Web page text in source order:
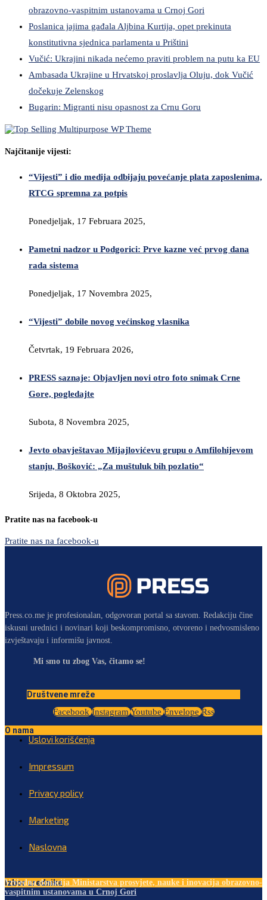
obrazovno-vaspitnim ustanovama u Crnoj Gori
Poslanica jajima gađala Aljbina Kurtija, opet prekinuta
konstitutivna sjednica parlamenta u Prištini
Vučić: Ukrajini nikada nećemo praviti problem na putu ka EU
Ambasada Ukrajine u Hrvatskoj proslavlja Oluju, dok Vučić
dočekuje Zelenskog
Bugarin: Migranti nisu opasnost za Crnu Goru
Najčitanije vijesti:
“Vijesti” i dio medija odbijaju povećanje plata zaposlenima,
RTCG spremna za potpis
Ponedjeljak, 17 Februara 2025,
Pametni nadzor u Podgorici: Prve kazne već prvog dana
rada sistema
Ponedjeljak, 17 Novembra 2025,
“Vijesti” dobile novog većinskog vlasnika
Četvrtak, 19 Februara 2026,
PRESS saznaje: Objavljen novi otro foto snimak Crne
Gore, pogledajte
Subota, 8 Novembra 2025,
Jevto obavještavao Mijajlovićevu grupu o Amfilohijevom
stanju, Bošković: „Za muštuluk bih pozlatio“
Srijeda, 8 Oktobra 2025,
Pratite nas na facebook-u
Pratite nas na facebook-u
Press.co.me je profesionalan, odgovoran portal sa stavom. Redakciju čine
iskusni urednici i novinari koji beskompromisno, otvoreno i nedvosmisleno
izvještavaju i informišu javnost.
Mi smo tu zbog Vas, čitamo se!
Društvene mreže
Facebook Instagram Youtube Envelope Rss
O nama
Uslovi korišćenja
Impressum
Privacy policy
Marketing
Naslovna
Izbor urednika
Vrijedna donacija Ministarstva prosvjete, nauke i inovacija obrazovno-
vaspitnim ustanovama u Crnoj Gori